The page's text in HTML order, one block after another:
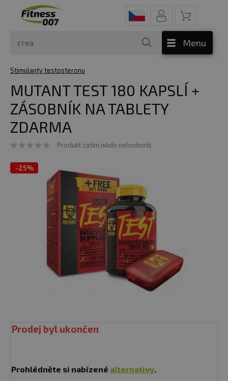
Menu
Stimulanty testosteronu
MUTANT TEST 180 KAPSLÍ +
ZÁSOBNÍK NA TABLETY
ZDARMA
Produkt zatím nikdo nehodnotil
-25%
Prodej byl ukončen
Prohlédněte si nabízené alternativy.